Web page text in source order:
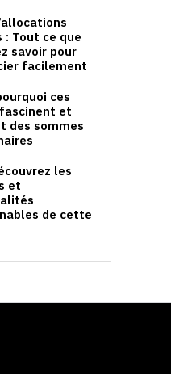
Tout ce que
savoir pour
facilement
ces
et
des sommes
les
et
de cette